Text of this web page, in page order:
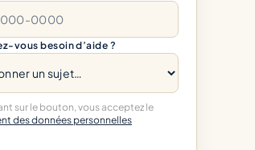
vous besoin d’aide ?
sur le bouton, vous acceptez le
des données personnelles